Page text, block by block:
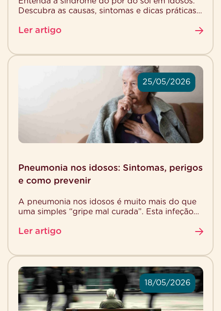
Descubra as causas, sintomas e dicas práticas
Ler artigo
25/05/2026
Pneumonia nos idosos: Sintomas, perigos
e como prevenir
A pneumonia nos idosos é muito mais do que
uma simples “gripe mal curada”. Esta infeção
[…]
Ler artigo
18/05/2026